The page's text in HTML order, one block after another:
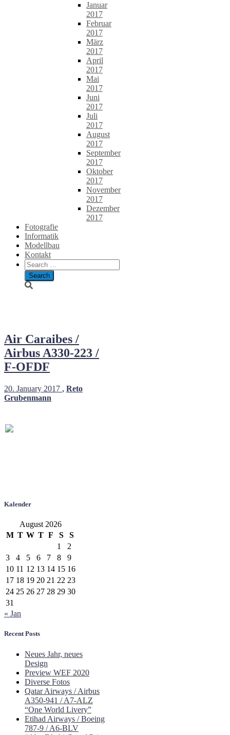
Januar
2017
Februar
2017
März
2017
April
2017
Mai
2017
Juni
2017
Juli
2017
August
2017
September
2017
Oktober
2017
November
2017
Dezember
2017
Fotografie
Informatik
Modellbau
Kontakt
Search
for:
Air Caraibes /
Airbus A330-223 /
F-OFDF
20. January 2017 , Reto
Grubenmann
Kalender
August 2026
M T W T F S
S
1
2
3
4 5 6 7 8
9
10 11 12 13 14 15 16
17 18 19 20 21 22 23
24 25 26 27 28 29 30
31
« Jan
Recent Posts
Neues Jahr, neues
Design
Preview WEF 2020
Diverse Fotos
Qatar Airways / Airbus
A350-941 / A7-ALZ
“One World Livery”
Etihad Airways / Boeing
787-9 / A6-BLV